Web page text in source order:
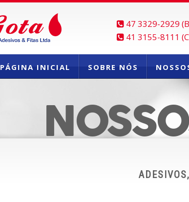
47 3329-2929
41 3155-8111
PÁGINA INICIAL SOBRE NÓS